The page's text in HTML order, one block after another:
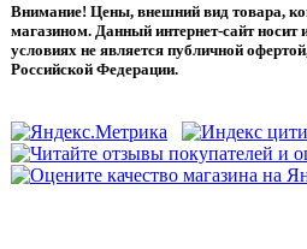
Внимание! Цены, внешний вид товара,
магазином. Данный интернет-сайт
условиях не является публичной
Российской Федерации.